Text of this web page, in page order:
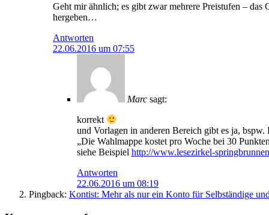
Geht mir ähnlich; es gibt zwar mehrere Preistufen –
hergeben…
Antworten
22.06.2016 um 07:55
Marc sagt:
korrekt
und Vorlagen in anderen Bereich gibt es ja, bspw.
„Die Wahlmappe kostet pro Woche bei 30
siehe Beispiel http://www.lesezirkel-
Antworten
22.06.2016 um 08:19
Pingback: Kontist: Mehr als nur ein Konto für Selbständige